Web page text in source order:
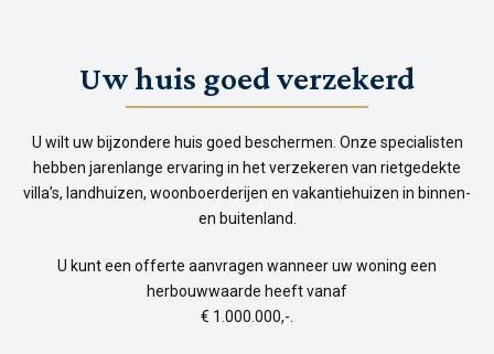
Uw huis goed verzekerd
U wilt uw bijzondere huis goed beschermen. Onze specialisten
hebben jarenlange ervaring in het verzekeren van rietgedekte
villa’s, landhuizen, woonboerderijen en vakantiehuizen in binnen-
en buitenland.
U kunt een offerte aanvragen wanneer uw woning een
herbouwwaarde heeft vanaf
€ 1.000.000,-.